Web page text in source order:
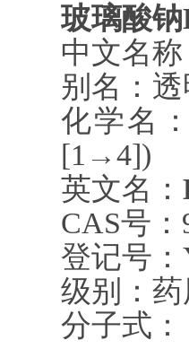
玻璃酸
中文名
别名：
化学名
[1→4])
英文名：
CAS号：
登记号：
级别：
分子式：